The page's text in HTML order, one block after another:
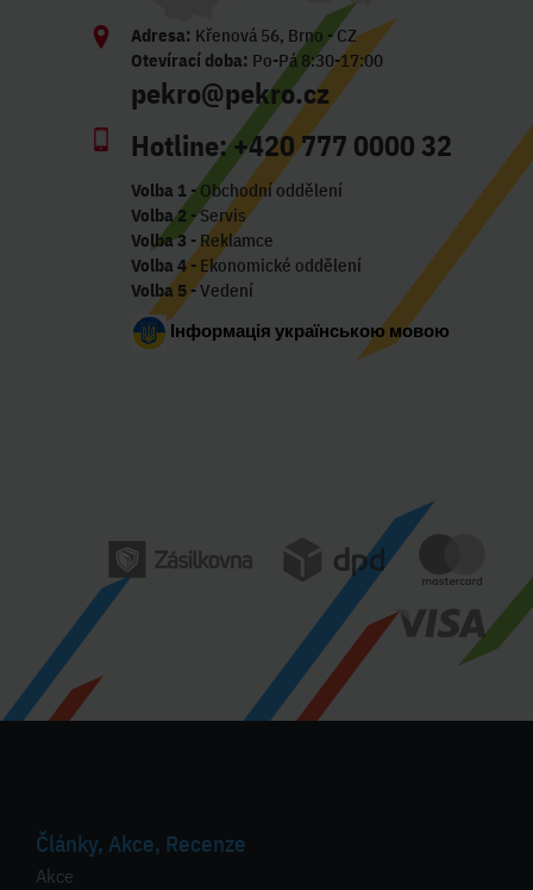
Adresa: Křenová 56, Brno - CZ
Otevírací doba: Po-Pá 8:30-17:00
pekro@pekro.cz
Hotline:+420 777 0000 32
Volba 1- Obchodní oddělení
Volba 2 - Servis
Volba 3 - Reklamce
Volba 4- Ekonomické oddělení
Volba 5- Vedení
Інформація українською мовою
Články, Akce, Recenze
Akce